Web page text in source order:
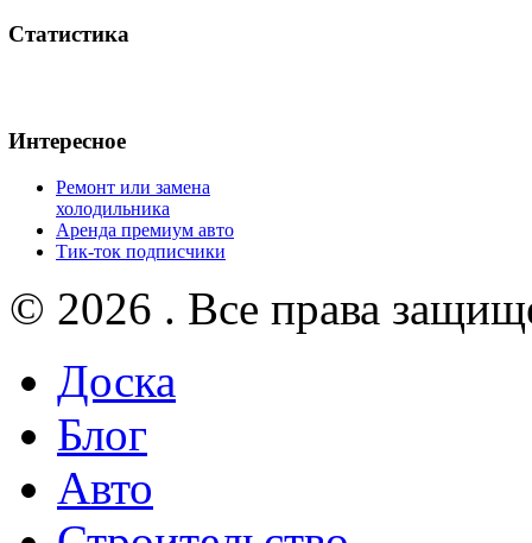
Статистика
Интересное
Ремонт или замена
холодильника
Аренда премиум авто
Тик-ток подписчики
© 2026 . Все права
Доска
Блог
Авто